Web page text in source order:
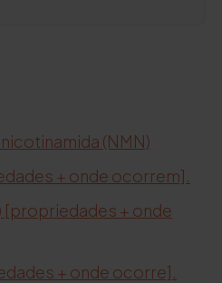
(NMN)
+ onde ocorrem].
[propriedades + onde
+ onde ocorre].